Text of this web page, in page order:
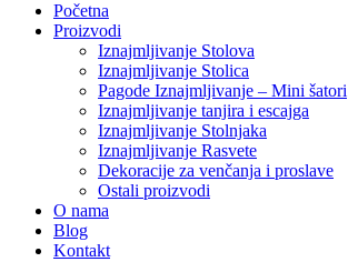
Početna
Proizvodi
Iznajmljivanje Stolova
Iznajmljivanje Stolica
Pagode Iznajmljivanje – Mini šatori
Iznajmljivanje tanjira i escajga
Iznajmljivanje Stolnjaka
Iznajmljivanje Rasvete
Dekoracije za venčanja i proslave
Ostali proizvodi
O nama
Blog
Kontakt